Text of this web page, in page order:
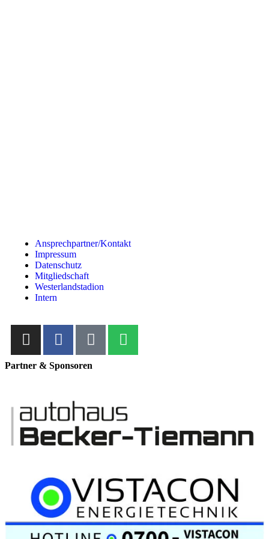
Ansprechpartner/Kontakt
Impressum
Datenschutz
Mitgliedschaft
Westerlandstadion
Intern
Partner & Sponsoren